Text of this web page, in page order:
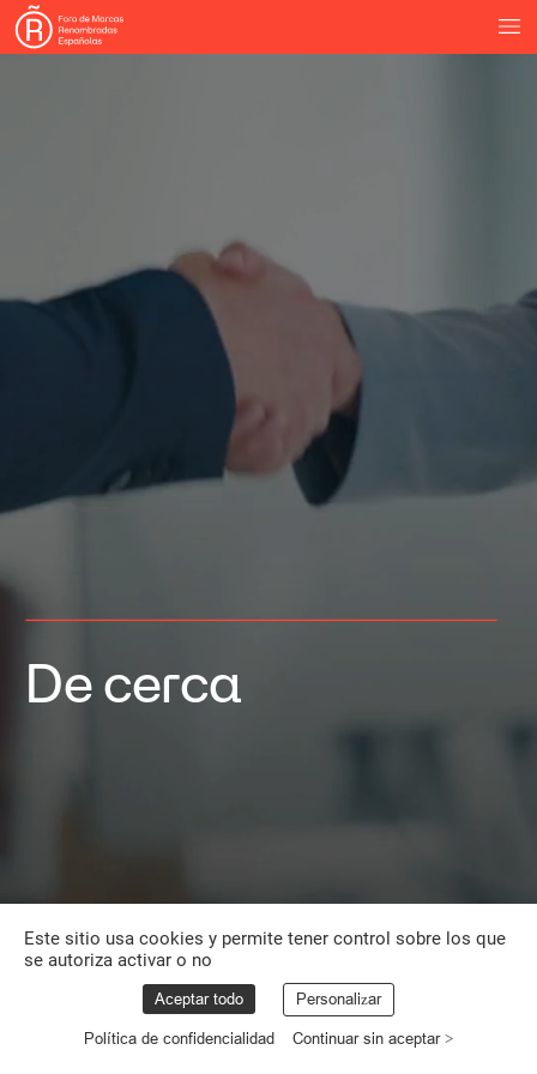
Decerca
Este sitio usa cookies y permite tener control sobre los que
se autoriza activar o no
Aceptar todo Personalizar
Política de confidencialidad Continuar sin aceptar >